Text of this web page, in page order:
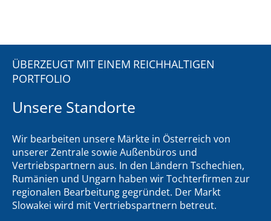
ÜBERZEUGT MIT EINEM REICHHALTIGEN
PORTFOLIO
Unsere Standorte
Wir bearbeiten unsere Märkte in Österreich von
unserer Zentrale sowie Außenbüros und
Vertriebspartnern aus. In den Ländern Tschechien,
Rumänien und Ungarn haben wir Tochterfirmen zur
regionalen Bearbeitung gegründet. Der Markt
Slowakei wird mit Vertriebspartnern betreut.